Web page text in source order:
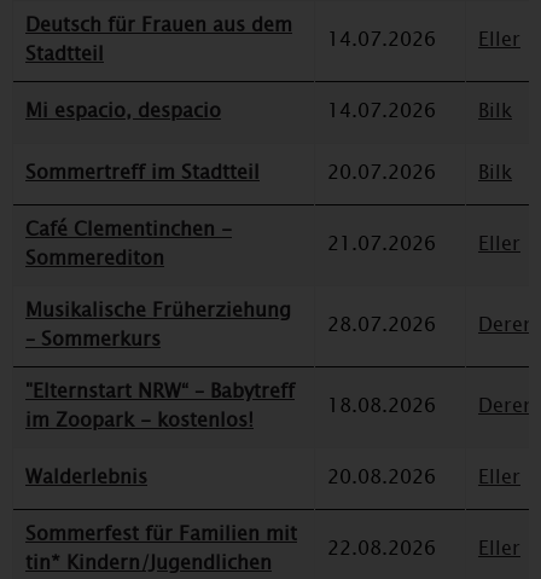
Deutsch für Frauen aus dem
Stadtteil
14.07.2026 Eller
Mi espacio, despacio 14.07.2026 Bilk
Sommertreff im Stadtteil 20.07.2026
Bilk
Café Clementinchen -
Sommerediton
21.07.2026 Eller
Musikalische Früherziehung
– Sommerkurs
28.07.2026
"Elternstart NRW“ – Babytreff
im Zoopark - kostenlos!
18.08.2026
Walderlebnis 20.08.2026
Eller
Sommerfest für Familien mit
tin* Kindern/Jugendlichen
22.08.2026 Eller